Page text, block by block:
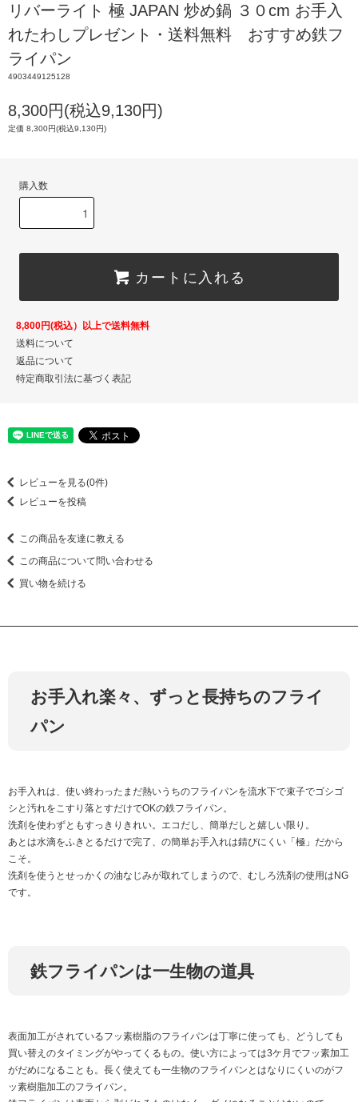
リバーライト 極 JAPAN 炒め鍋 ３０cm お手入
れたわしプレゼント・送料無料 おすすめ鉄フ
ライパン
4903449125128
8,300円(税込9,130円)
定価 8,300円(税込9,130円)
購入数
カートに入れる
8,800円(税込）以上で送料無料
送料について
返品について
特定商取引法に基づく表記
レビューを見る(0件)
レビューを投稿
この商品を友達に教える
この商品について問い合わせる
買い物を続ける
お手入れ楽々、ずっと長持ちのフライ
パン
お手入れは、使い終わったまだ熱いうちのフライパンを流水下で束子でゴシゴ
シと汚れをこすり落とすだけでOKの鉄フライパン。
洗剤を使わずともすっきりきれい。エコだし、簡単だしと嬉しい限り。
あとは水滴をふきとるだけで完了、の簡単お手入れは錆びにくい「極」だから
こそ。
洗剤を使うとせっかくの油なじみが取れてしまうので、むしろ洗剤の使用はNG
です。
鉄フライパンは一生物の道具
表面加工がされているフッ素樹脂のフライパンは丁寧に使っても、どうしても
買い替えのタイミングがやってくるもの。使い方によっては3ケ月でフッ素加工
がだめになることも。長く使えても一生物のフライパンとはなりにくいのがフ
ッ素樹脂加工のフライパン。